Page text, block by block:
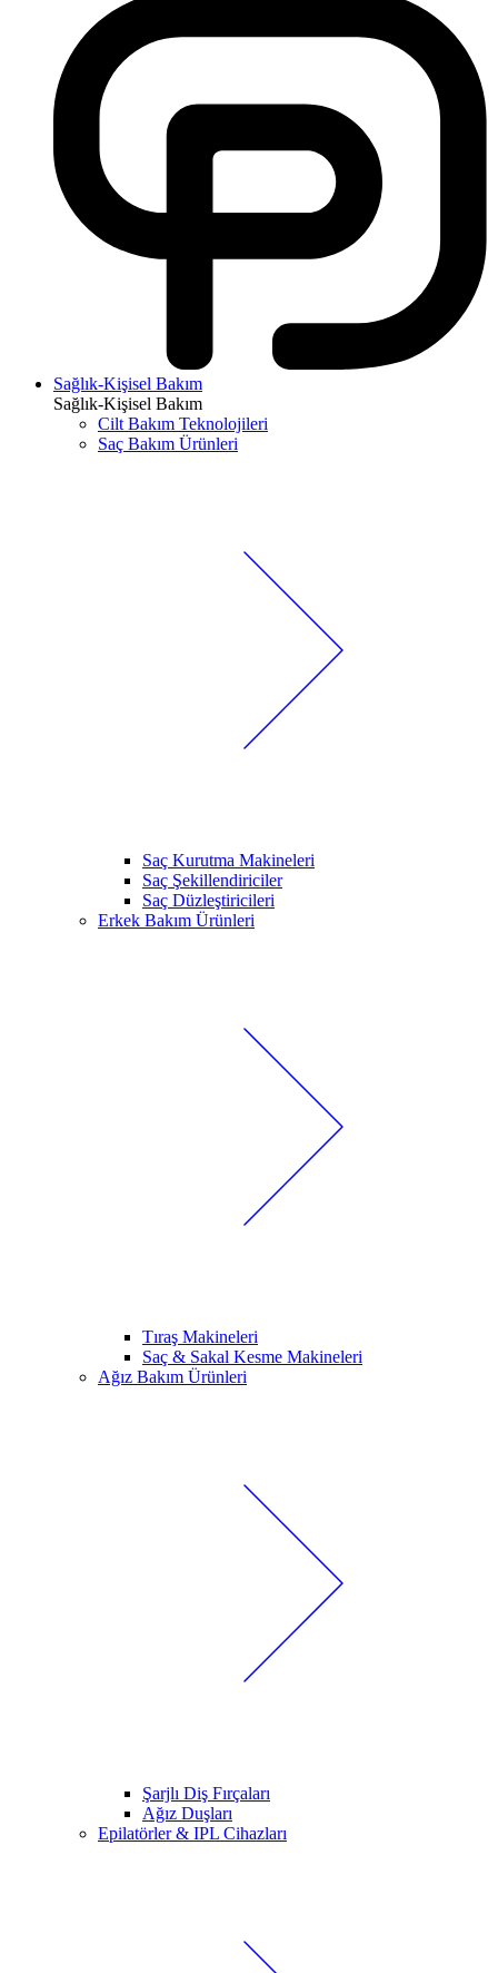
Sağlık-Kişisel Bakım
Sağlık-Kişisel Bakım
Cilt Bakım Teknolojileri
Saç Bakım Ürünleri
Saç Kurutma Makineleri
Saç Şekillendiriciler
Saç Düzleştiricileri
Erkek Bakım Ürünleri
Tıraş Makineleri
Saç & Sakal Kesme Makineleri
Ağız Bakım Ürünleri
Şarjlı Diş Fırçaları
Ağız Duşları
Epilatörler & IPL Cihazları